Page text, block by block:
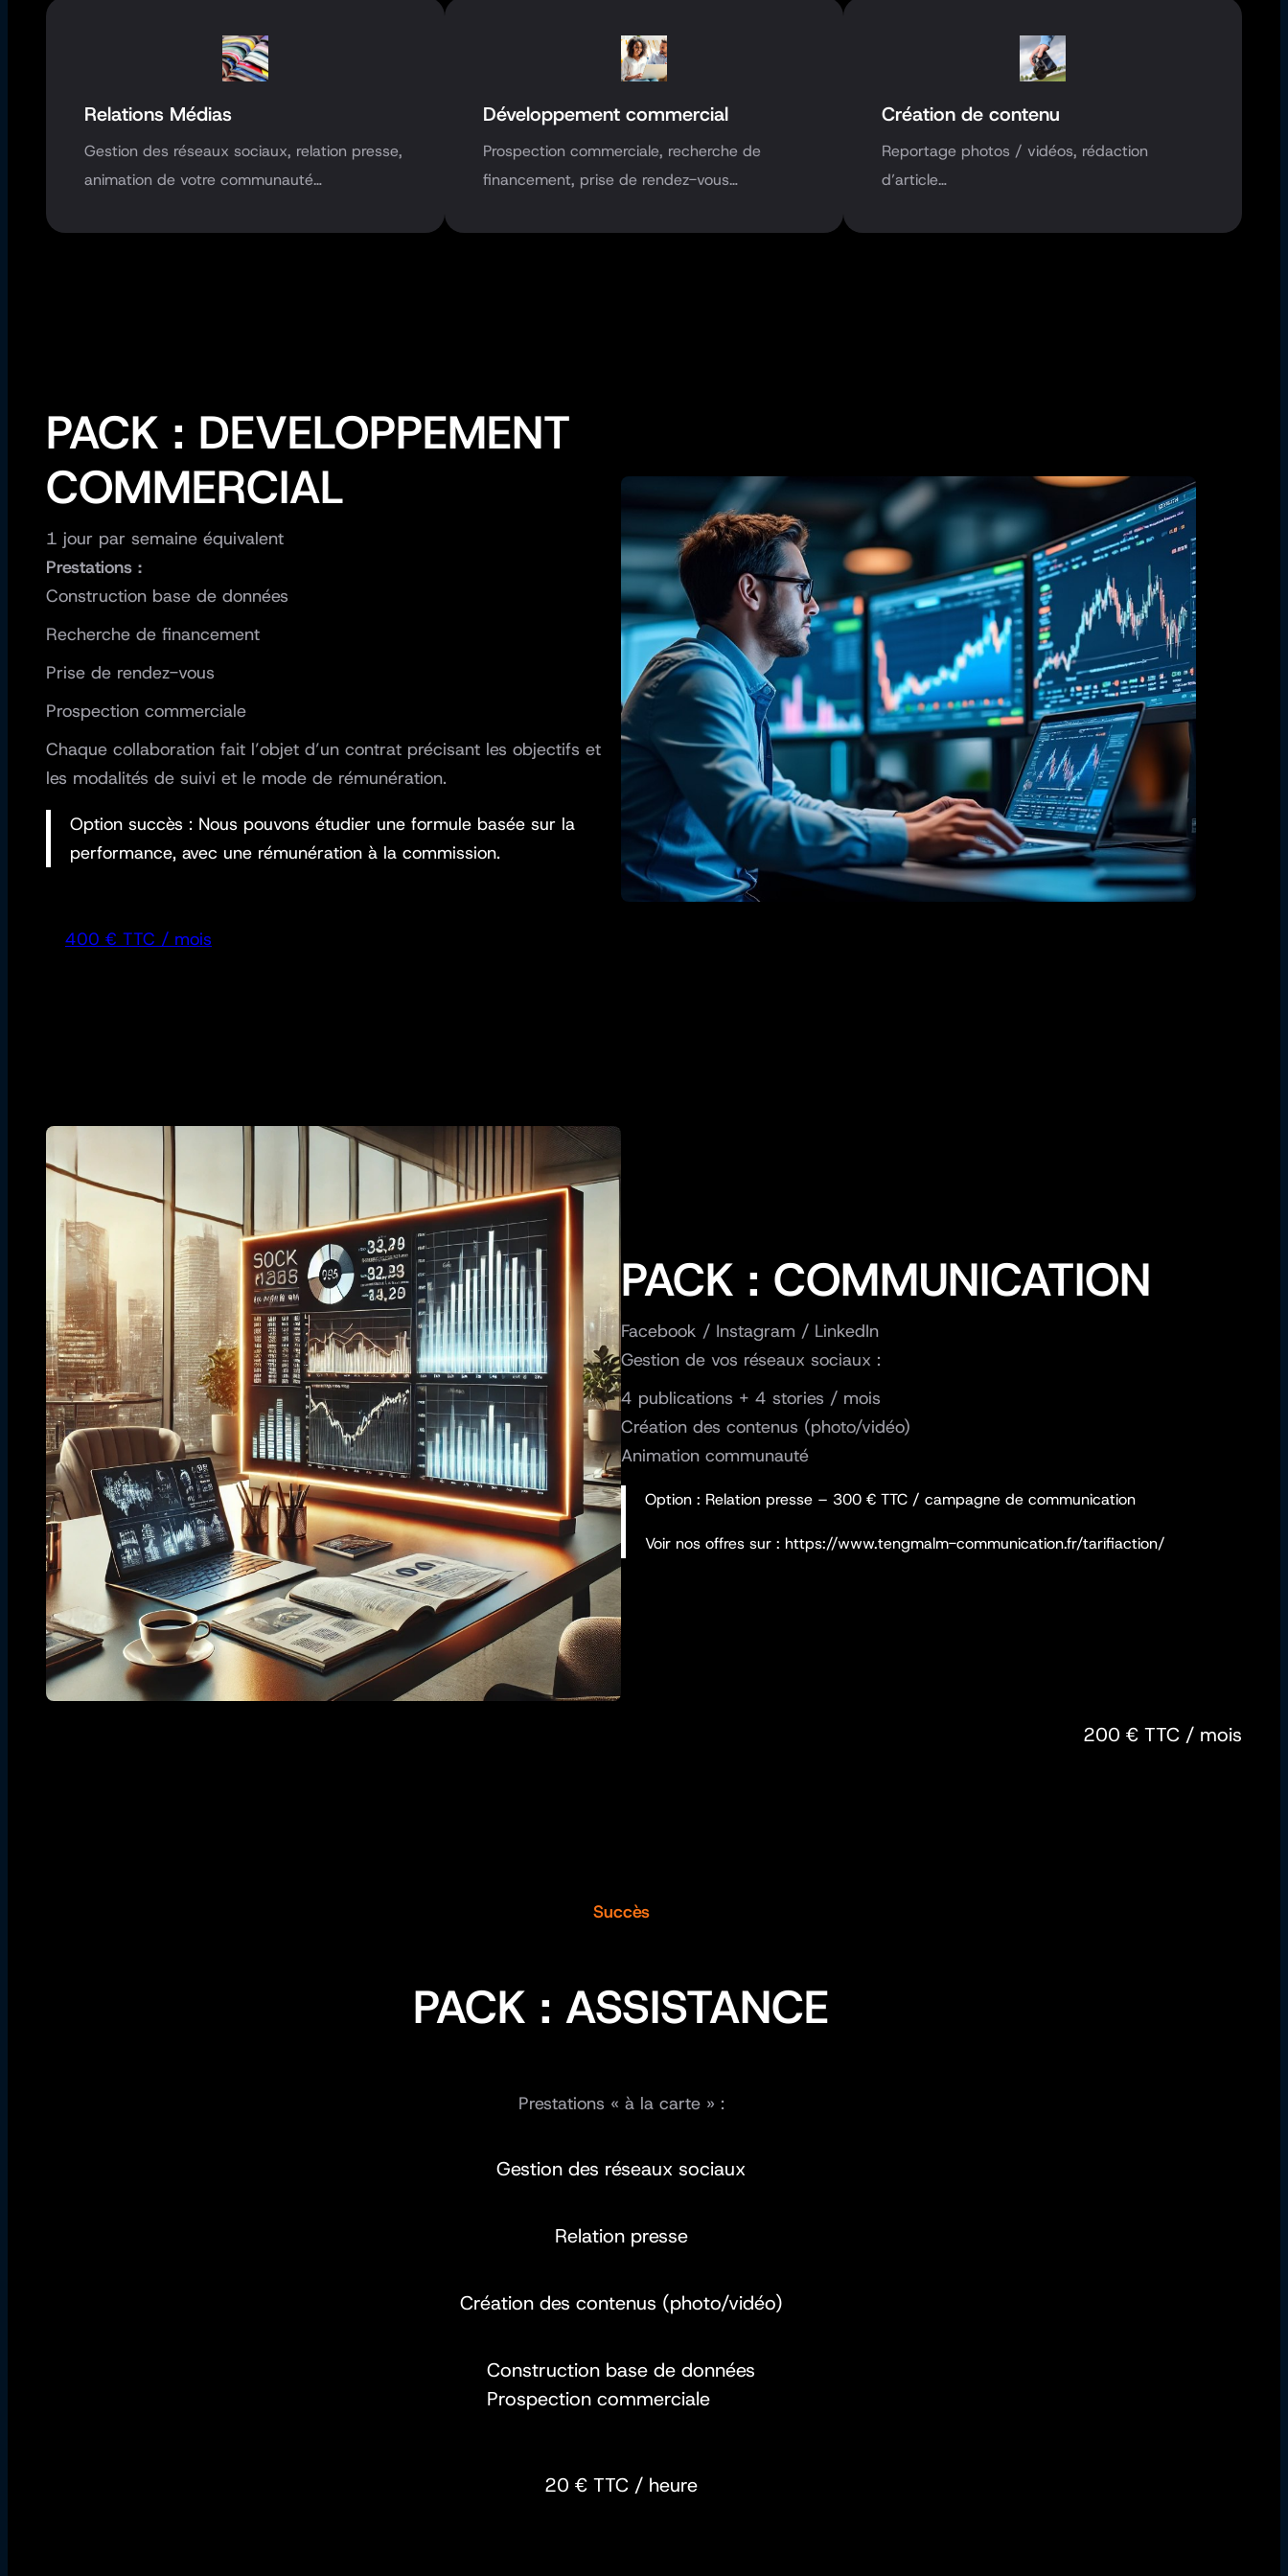
Relations Médias
Gestion des réseaux sociaux, relation presse,
animation de votre communauté…
Développement commercial
Prospection commerciale, recherche de
financement, prise de rendez-vous…
Création de contenu
Reportage photos / vidéos, rédaction
d’article…
PACK : DEVELOPPEMENT
COMMERCIAL
1 jour par semaine équivalent
Prestations :
Construction base de données
Recherche de financement
Prise de rendez-vous
Prospection commerciale
Chaque collaboration fait l’objet d’un contrat précisant les objectifs et
les modalités de suivi et le mode de rémunération.
Option succès : Nous pouvons étudier une formule basée sur la
performance, avec une rémunération à la commission.
400 € TTC / mois
PACK : COMMUNICATION
Facebook / Instagram / LinkedIn
Gestion de vos réseaux sociaux :
4 publications + 4 stories / mois
Création des contenus (photo/vidéo)
Animation communauté
Option : Relation presse – 300 € TTC / campagne de communication
Voir nos offres sur : https://www.tengmalm-communication.fr/tarifiaction/
200 € TTC / mois
Succès
PACK : ASSISTANCE
Prestations « à la carte » :
Gestion des réseaux sociaux
Relation presse
Création des contenus (photo/vidéo)
Construction base de données
Prospection commerciale
20 € TTC / heure